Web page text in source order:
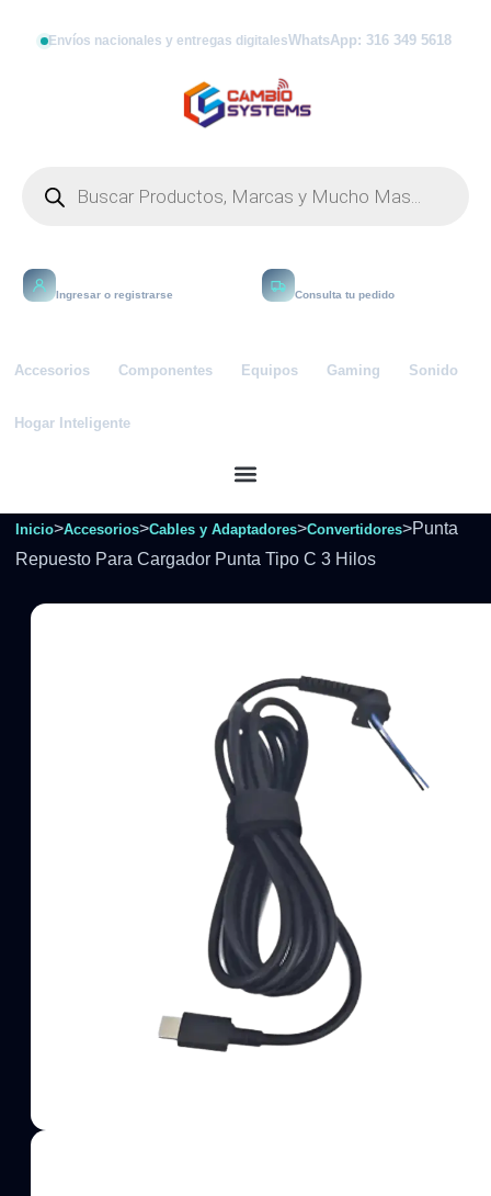
Envíos nacionales y entregas digitalesWhatsApp: 316 349 5618
Ingresar o registrarse Consulta tu pedido
Accesorios Componentes Equipos Gaming Sonido
Hogar Inteligente
Inicio>Accesorios>Cables y Adaptadores>Convertidores>Punta
Repuesto Para Cargador Punta Tipo C 3 Hilos